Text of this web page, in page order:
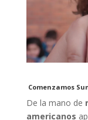
Comenzamos
De la mano de
americanos